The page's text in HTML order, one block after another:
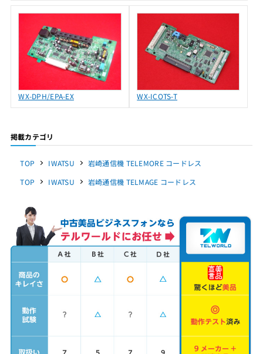
WX-DPH/EPA-EX WX-ICOTS-T
掲載カテゴリ
TOP IWATSU
岩崎通信機 TELEMORE コードレス
TOP
IWATSU 岩崎通信機 TELMAGE コードレス